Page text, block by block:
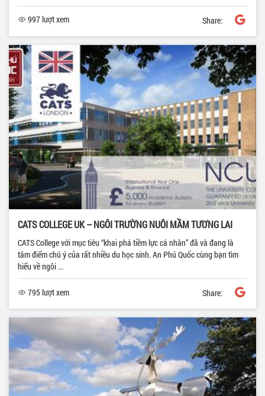
997 lượt xem Share:
CATS COLLEGE UK – NGÔI TRƯỜNG NUÔI MẦM TƯƠNG LAI
CATS College với mục tiêu “khai phá tiềm lực cá nhân” đã và đang là
tâm điểm chú ý của rất nhiều du học sinh. An Phú Quốc cùng bạn tìm
hiểu về ngôi ...
795 lượt xem Share: